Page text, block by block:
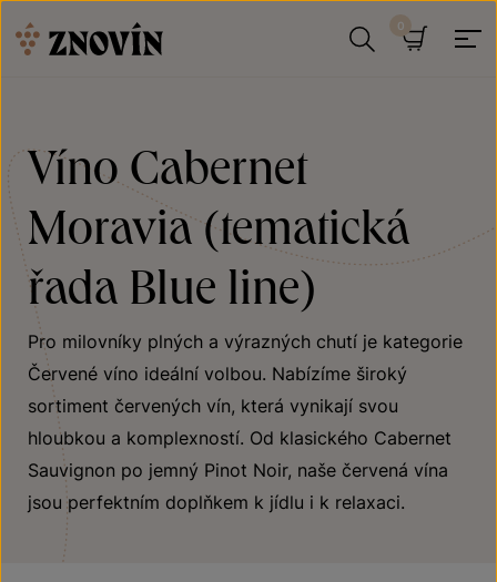
Víno Cabernet
Moravia (tematická
řada Blue line)
Pro milovníky plných a výrazných chutí je kategorie
Červené víno ideální volbou. Nabízíme široký
sortiment červených vín, která vynikají svou
hloubkou a komplexností. Od klasického Cabernet
Sauvignon po jemný Pinot Noir, naše červená vína
jsou perfektním doplňkem k jídlu i k relaxaci.